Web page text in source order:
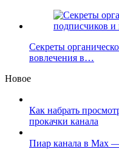
Секреты
вовлечения в…
Новое
Как набрать
прокачки канала
Пиар канала в Max